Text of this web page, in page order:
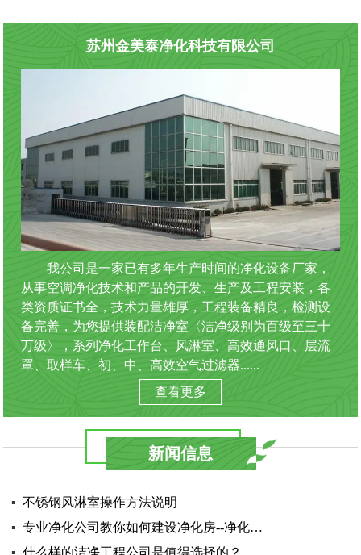
苏州金美泰净化科技有限公司
我公司是一家已有多年生产时间的净化设备厂家，
从事空调净化技术和产品的开发、生产及工程安装，各
类资质证书全，技术力量雄厚，工程装备精良，检测设
备完善，为您提供装配洁净室〈洁净级别为百级至三十
万级〉，系列净化工作台、风淋室、高效通风口、层流
罩、取样车、初、中、高效空气过滤器......
查看更多
新闻信息
▪ 不锈钢风淋室操作方法说明
▪ 专业净化公司教你如何建设净化房--净化…
▪ 什么样的洁净工程公司是值得选择的？